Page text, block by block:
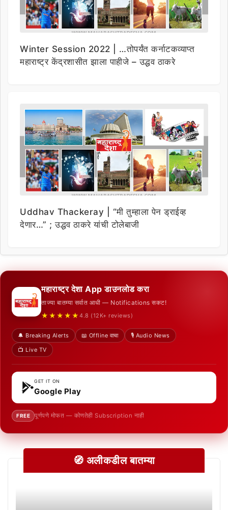
Winter Session 2022 | …तोपर्यंत कर्नाटकव्याप्त
महाराष्ट्र केंद्रशासीत झाला पाहीजे – उद्धव ठाकरे
Uddhav Thackeray | “मी तुम्हाला पेन ड्राईव्ह
देणार…” ; उद्धव ठाकरे यांची टोलेबाजी
महाराष्ट्र देशा App डाउनलोड करा
ताज्या बातम्या सर्वात आधी — Notifications सकट!
★★★★★ 4.8 (12K+ reviews)
🔔 Breaking Alerts 📖 Offline वाचा
🎙️ Audio News
📺 Live TV
GET IT ON
Google Play
FREE पूर्णपणे मोफत — कोणतेही Subscription नाही
🧭 अलीकडील बातम्या